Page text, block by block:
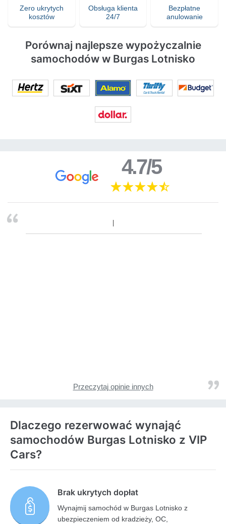
Zero ukrytych
kosztów
Obsługa klienta
24/7
Bezpłatne
anulowanie
Porównaj najlepsze wypożyczalnie
samochodów w Burgas Lotnisko
4.7/5
Przeczytaj opinie innych
Dlaczego rezerwować wynająć
samochodów Burgas Lotnisko z VIP
Cars?
Brak ukrytych dopłat
Wynajmij samochód w Burgas Lotnisko z
ubezpieczeniem od kradzieży, OC,